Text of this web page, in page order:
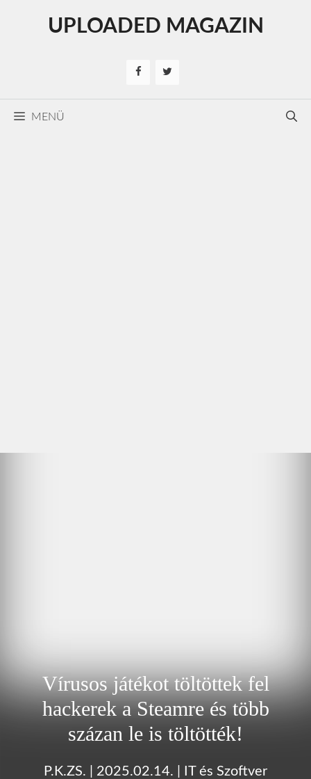
UPLOADED MAGAZIN
MENÜ
Vírusos játékot töltöttek fel
hackerek a Steamre és több
százan le is töltötték!
P.K.ZS. 2025.02.14. IT és Szoftver